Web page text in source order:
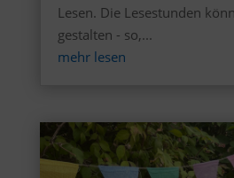
Lesen. Die Lesestunden
gestalten - so,...
mehr lesen